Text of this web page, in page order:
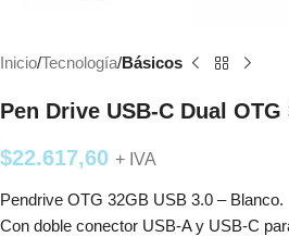
Inicio Tecnología Básicos
Pen Drive USB-C Dual OTG
$22.617,60 + IVA
Pendrive OTG 32GB USB 3.0 – Blanco.
Con doble conector USB-A y USB-C